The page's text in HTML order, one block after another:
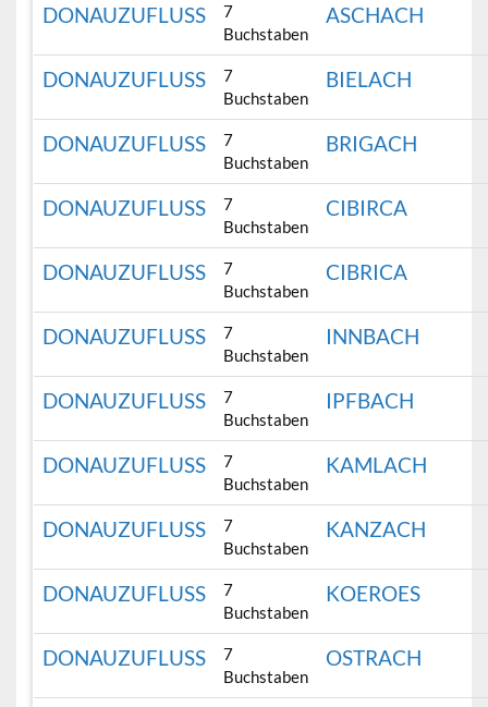
DONAUZUFLUSS
7
Buchstaben
ASCHACH
DONAUZUFLUSS
7
Buchstaben
BIELACH
DONAUZUFLUSS
7
Buchstaben
BRIGACH
DONAUZUFLUSS
7
Buchstaben
CIBIRCA
DONAUZUFLUSS
7
Buchstaben
CIBRICA
DONAUZUFLUSS
7
Buchstaben
INNBACH
DONAUZUFLUSS
7
Buchstaben
IPFBACH
DONAUZUFLUSS
7
Buchstaben
KAMLACH
DONAUZUFLUSS
7
Buchstaben
KANZACH
DONAUZUFLUSS
7
Buchstaben
KOEROES
DONAUZUFLUSS
7
Buchstaben
OSTRACH